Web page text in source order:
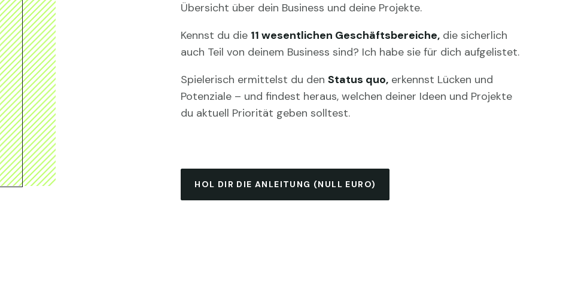
Übersicht über dein Business und deine Projekte.
Kennst du die 11 wesentlichen Geschäftsbereiche, die sicherlich
auch Teil von deinem Business sind? Ich habe sie für dich aufgelistet.
Spielerisch ermittelst du denStatus quo, erkennst Lücken und
Potenziale – und findest heraus, welchen deiner Ideen und Projekte
du aktuell Priorität geben solltest.
HOL DIR DIE ANLEITUNG (NULL EURO)